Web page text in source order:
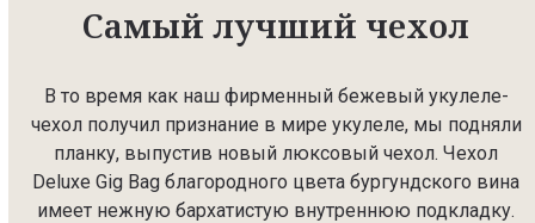
Самый лучший чехол
В то время как наш фирменный бежевый укулеле-
чехол получил признание в мире укулеле, мы подняли
планку, выпустив новый люксовый чехол. Чехол
Deluxe Gig Bag благородного цвета бургундского вина
имеет нежную бархатистую внутреннюю подкладку.